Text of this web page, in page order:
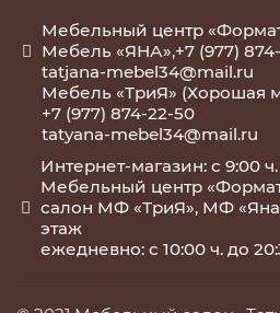
Мебельный центр
Мебель «ЯНА»,+7 (977)
tatjana-mebel34@mail.ru
Мебель «ТриЯ» (Хорошая
+7 (977) 874-22-50
tatyana-mebel34@mail.ru
Интернет-магазин: с 9:00 ч.
Мебельный центр
салон МФ «ТриЯ», МФ
этаж
ежедневно: с 10:00 ч. до